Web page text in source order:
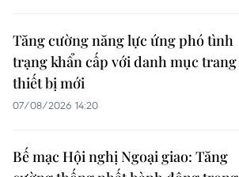
Tăng cường năng lực ứng phó tình
trạng khẩn cấp với danh mục trang
thiết bị mới
07/08/2026 14:20
Bế mạc Hội nghị Ngoại giao: Tăng